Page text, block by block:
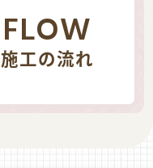
FLOW
施工の流れ